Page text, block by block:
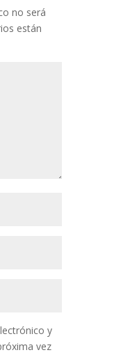
no será
están
y
vez